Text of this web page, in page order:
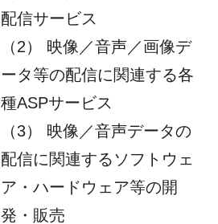
配信サービス
（2） 映像／音声／画像デ
ータ等の配信に関連する各
種ASPサービス
（3） 映像／音声データの
配信に関連するソフトウェ
ア・ハードウェア等の開
発・販売